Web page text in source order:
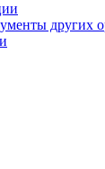
других